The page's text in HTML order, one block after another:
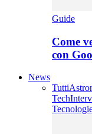
Guide
Come
con
News
Tutti
Tech